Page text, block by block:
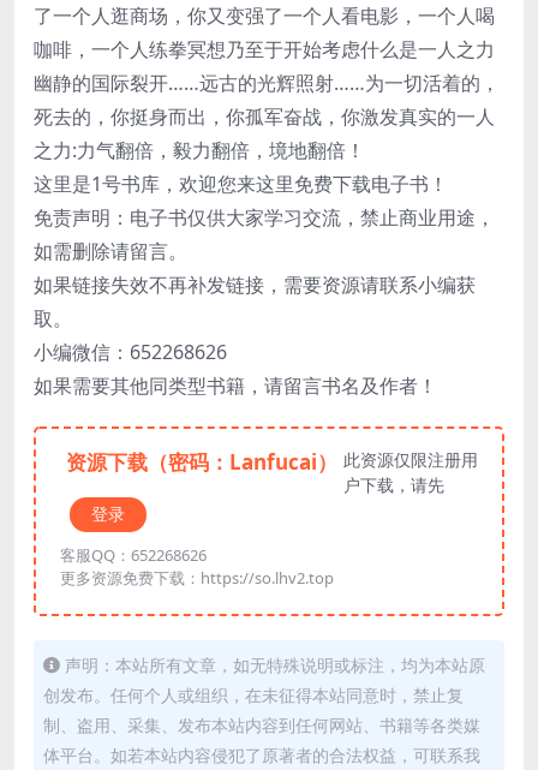
了一个人逛商场，你又变强了一个人看电影，一个人喝
咖啡，一个人练拳冥想乃至于开始考虑什么是一人之力
幽静的国际裂开……远古的光辉照射……为一切活着的，
死去的，你挺身而出，你孤军奋战，你激发真实的一人
之力:力气翻倍，毅力翻倍，境地翻倍！
这里是1号书库，欢迎您来这里免费下载电子书！
免责声明：电子书仅供大家学习交流，禁止商业用途，
如需删除请留言。
如果链接失效不再补发链接，需要资源请联系小编获
取。
小编微信：652268626
如果需要其他同类型书籍，请留言书名及作者！
资源下载（密码：Lanfucai）
此资源仅限注册用
户下载，请先
登录
客服QQ：652268626
更多资源免费下载：https://so.lhv2.top
声明：本站所有文章，如无特殊说明或标注，均为本站原
创发布。任何个人或组织，在未征得本站同意时，禁止复
制、盗用、采集、发布本站内容到任何网站、书籍等各类媒
体平台。如若本站内容侵犯了原著者的合法权益，可联系我